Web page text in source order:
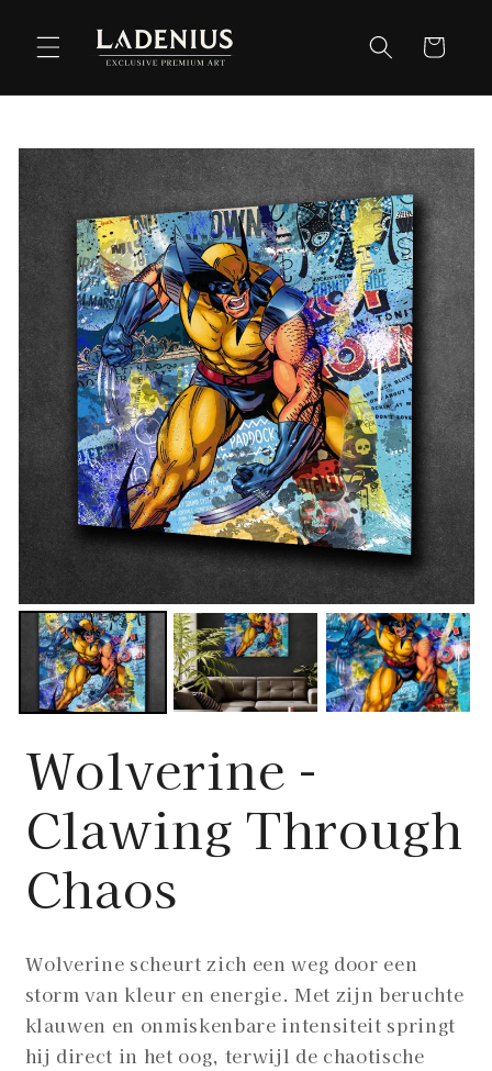
naar de
content
Wolverine -
Clawing Through
Chaos
Wolverine scheurt zich een weg door een
storm van kleur en energie. Met zijn beruchte
klauwen en onmiskenbare intensiteit springt
hij direct in het oog, terwijl de chaotische